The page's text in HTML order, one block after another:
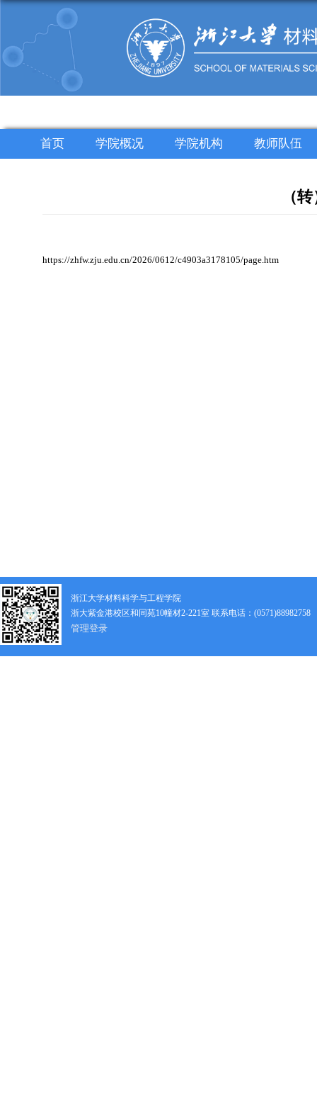
首页 学院概况 学院机构 教师队伍
（
https://zhfw.zju.edu.cn/2026/0612/c4903a3178105/page.htm
浙江大学材料科学与工程学院
浙大紫金港校区和同苑10幢材2-221室 联系电话：(0571)88982758
管理登录